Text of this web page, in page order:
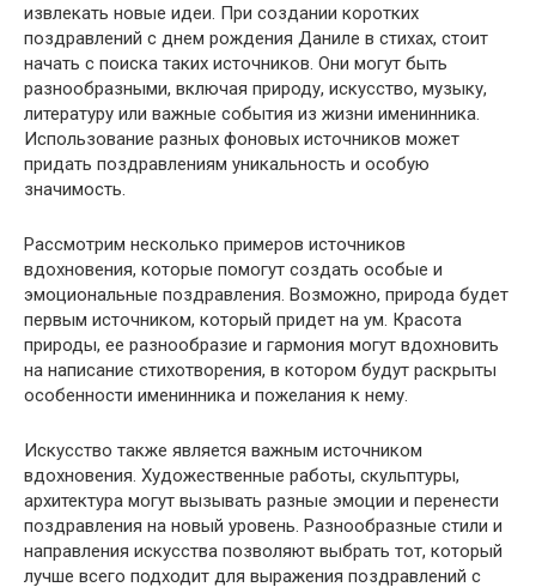
извлекать новые идеи. При создании коротких
поздравлений с днем рождения Даниле в стихах, стоит
начать с поиска таких источников. Они могут быть
разнообразными, включая природу, искусство, музыку,
литературу или важные события из жизни именинника.
Использование разных фоновых источников может
придать поздравлениям уникальность и особую
значимость.
Рассмотрим несколько примеров источников
вдохновения, которые помогут создать особые и
эмоциональные поздравления. Возможно, природа будет
первым источником, который придет на ум. Красота
природы, ее разнообразие и гармония могут вдохновить
на написание стихотворения, в котором будут раскрыты
особенности именинника и пожелания к нему.
Искусство также является важным источником
вдохновения. Художественные работы, скульптуры,
архитектура могут вызывать разные эмоции и перенести
поздравления на новый уровень. Разнообразные стили и
направления искусства позволяют выбрать тот, который
лучше всего подходит для выражения поздравлений с